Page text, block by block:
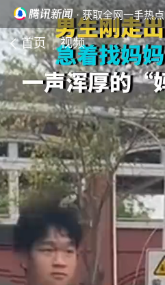
· 获取全网一手热点
首页 视频